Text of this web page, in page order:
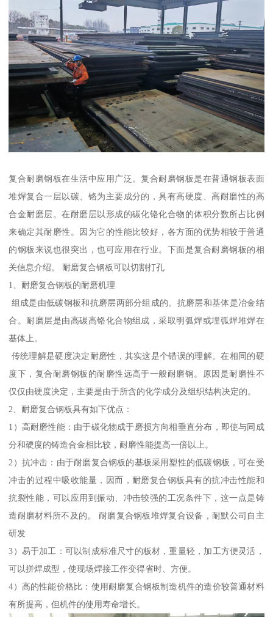
复合耐磨钢板在生活中应用广泛。复合耐磨钢板是在普通钢板表面
堆焊复合一层以碳、铬为主要成分的，具有高硬度、高耐磨性的高
合金耐磨层。在耐磨层以形成的碳化铬化合物的体积分数所占比例
来确定其耐磨性。因为它的性能比较好，各方面的优势相较于普通
的钢板来说也很突出，也可应用在行业。下面是复合耐磨钢板的相
关信息介绍。 耐磨复合钢板可以切割打孔
1、耐磨复合钢板的耐磨机理
组成是由低碳钢板和抗磨层两部分组成的。抗磨层和基体是冶金结
合。耐磨层是由高碳高铬化合物组成，采取明弧焊或埋弧焊堆焊在
基体上。
传统理解是硬度决定耐磨性，其实这是个错误的理解。在相同的硬
度下，复合耐磨钢板的耐磨性远高于一般耐磨钢。原因是耐磨性不
仅仅由硬度决定，主要是由于所含的化学成分及组织结构决定的。
2、耐磨复合钢板具有如下优点：
1）高耐磨性能：由于碳化物成于磨损方向相垂直分布，即使与同成
分和硬度的铸造合金相比较，耐磨性能提高一倍以上。
2）抗冲击：由于耐磨复合钢板的基板采用塑性的低碳钢板，可在受
冲击的过程中吸收能量，因而，耐磨复合钢板具有的抗冲击性能和
抗裂性能，可以应用到振动、冲击较强的工况条件下，这一点是铸
造耐磨材料所不及的。 耐磨复合钢板堆焊复合设备，耐默公司自主
研发
3）易于加工：可以制成标准尺寸的板材，重量轻，加工方便灵活，
可以拼焊成型，使现场焊接工作变得省时、方便。
4）高的性能价格比：使用耐磨复合钢板制造机件的造价较普通材料
有所提高，但机件的使用寿命增长。